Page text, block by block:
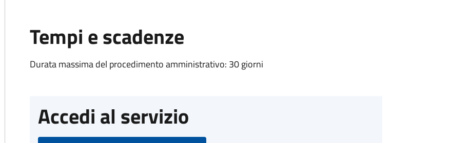
Tempi e scadenze
Durata massima del procedimento amministrativo: 30 giorni
Accedi al servizio